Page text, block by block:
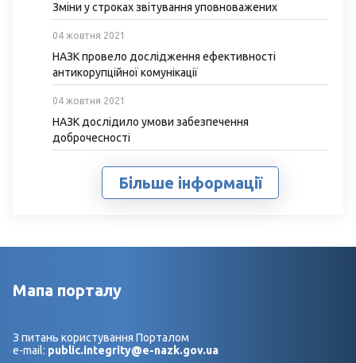
Зміни у строках звітування уповноважених
04 жовтня 2021
НАЗК провело дослідження ефективності
антикорупційної комунікації
04 жовтня 2021
НАЗК дослідило умови забезпечення
доброчесності
Більше інформації
Мапа порталу
З питань користування Порталом
e-mail: public.integrity@e-nazk.gov.ua